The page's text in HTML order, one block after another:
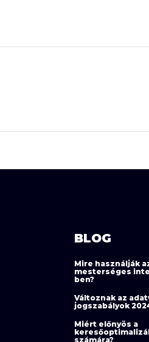
BLOG
Mire használják
mesterséges
ben?
Változnak az
jogszabályok
Miért előnyös a
számára?